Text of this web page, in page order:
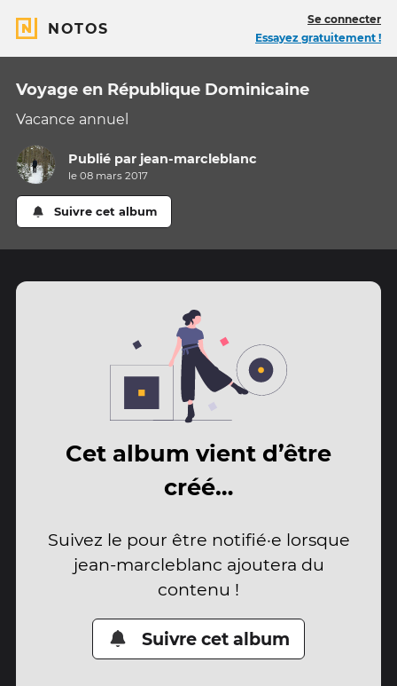
NOTOS
Se connecter
Essayez gratuitement !
Voyage en République Dominicaine
Vacance annuel
Publié par jean-marcleblanc
le 08 mars 2017
Suivre cet album
Cet album vient d’être
créé…
Suivez le pour être notifié·e lorsque
jean-marcleblanc ajoutera du
contenu !
Suivre cet album